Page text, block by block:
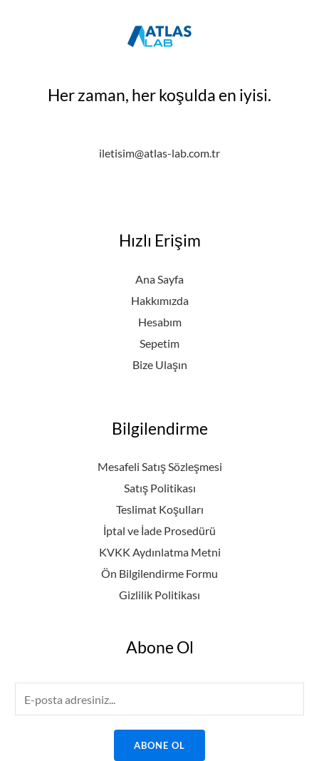
Her zaman, her koşulda en iyisi.
iletisim@atlas-lab.com.tr
Hızlı Erişim
Ana Sayfa
Hakkımızda
Hesabım
Sepetim
Bize Ulaşın
Bilgilendirme
Mesafeli Satış Sözleşmesi
Satış Politikası
Teslimat Koşulları
İptal ve İade Prosedürü
KVKK Aydınlatma Metni
Ön Bilgilendirme Formu
Gizlilik Politikası
Abone Ol
m
ABONE OL